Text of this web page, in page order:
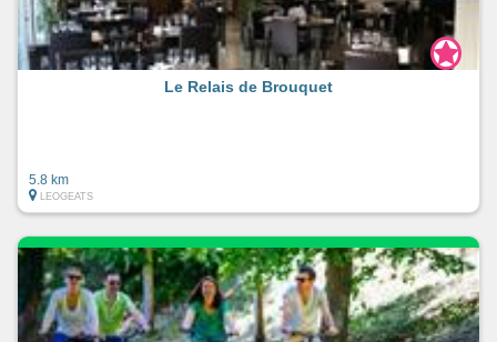
Le Relais de Brouquet
5.8 km
LEOGEATS